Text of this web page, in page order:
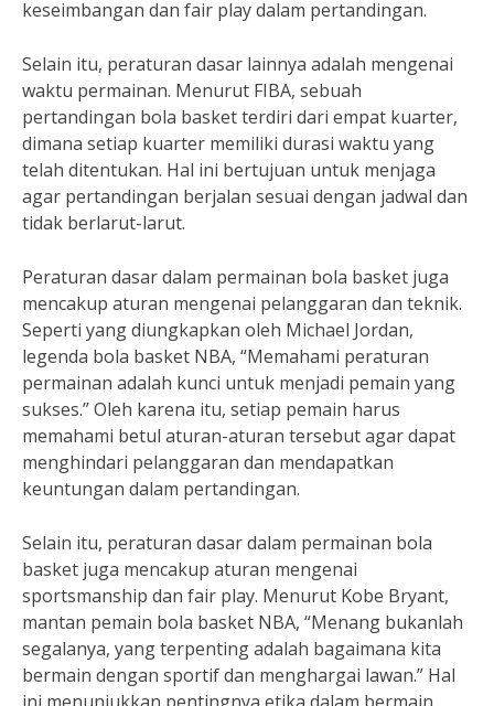
keseimbangan dan fair play dalam pertandingan.
Selain itu, peraturan dasar lainnya adalah mengenai
waktu permainan. Menurut FIBA, sebuah
pertandingan bola basket terdiri dari empat kuarter,
dimana setiap kuarter memiliki durasi waktu yang
telah ditentukan. Hal ini bertujuan untuk menjaga
agar pertandingan berjalan sesuai dengan jadwal dan
tidak berlarut-larut.
Peraturan dasar dalam permainan bola basket juga
mencakup aturan mengenai pelanggaran dan teknik.
Seperti yang diungkapkan oleh Michael Jordan,
legenda bola basket NBA, “Memahami peraturan
permainan adalah kunci untuk menjadi pemain yang
sukses.” Oleh karena itu, setiap pemain harus
memahami betul aturan-aturan tersebut agar dapat
menghindari pelanggaran dan mendapatkan
keuntungan dalam pertandingan.
Selain itu, peraturan dasar dalam permainan bola
basket juga mencakup aturan mengenai
sportsmanship dan fair play. Menurut Kobe Bryant,
mantan pemain bola basket NBA, “Menang bukanlah
segalanya, yang terpenting adalah bagaimana kita
bermain dengan sportif dan menghargai lawan.” Hal